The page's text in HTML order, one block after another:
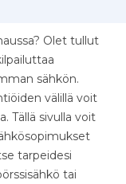
Olet tullut
sähkön.
välillä voit
Tällä sivulla voit
tarpeidesi
tai